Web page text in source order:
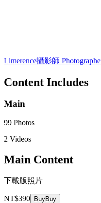
Limerence攝影師
Content Includes
Main
99 Photos
2 Videos
Main Content
下載版照片
NT$390 BuyBuy